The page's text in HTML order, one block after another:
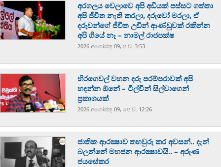
අරගලය වෙලාවෙ අපි අඩියක් පස්සට ගත්තා
අපි ජීවිත නැති කරලා, දරුවෝ මරලා, ඒ
දරුවන්ගේ ජීවිත උඩින් ආණ්ඩුවක් රකින්න
අපි ගියේ නෑ – නාමල් රාජපක්ෂ
2026 අගෝස්‍තු 09, ප.ව. 3:53
හිරගෙවල් වහන දරු පරම්පරාවක් අපි
හදන්න ඕනේ – ටිල්වින් සිල්වාගෙන්
ප්‍රකාශයක්
2026 අගෝස්‍තු 09, පෙ.ව. 12:26
ජාතික ආරක්‍ෂාව තහවුරු කර අවසන්.. දැන්
බලන්නේ මහජන ආරක්‍ෂාවයි.. – අරුණ
ජයසේකර